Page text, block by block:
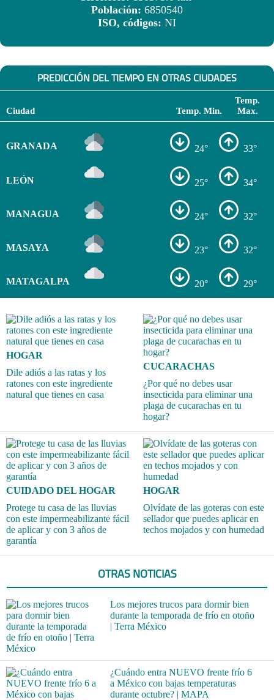
Población: 6850540
ISO, códigos: NI
PREDICCIÓN DEL TIEMPO EN OTRAS CIUDADES
Ciudad Temp. Min.
Temp.
Max.
GRANADA 24° 33°
LEÓN 25° 34°
MANAGUA 24° 32°
MASAYA 23° 32°
MATAGALPA 20° 29°
HOGAR
Dile adiós a las ratas y los
ratones con este ingrediente
natural que tienes en casa
CUCARACHAS
¿Por qué no debes usar
insecticida para eliminar una
plaga de cucarachas en tu
hogar?
CUIDADO DEL HOGAR
Protege tu casa de las lluvias
con este impermeabilizante fácil
de aplicar y con 3 años de
garantía
HOGAR
Olvídate de las goteras con este
sellador que puedes aplicar en
techos mojados y con humedad
OTRAS NOTICIAS
Los mejores trucos para dormir bien
durante la temporada de frío en otoño
| Terra México
¿Cuándo entra NUEVO frente frío 6
a México con bajas temperaturas
durante octubre? | MAPA